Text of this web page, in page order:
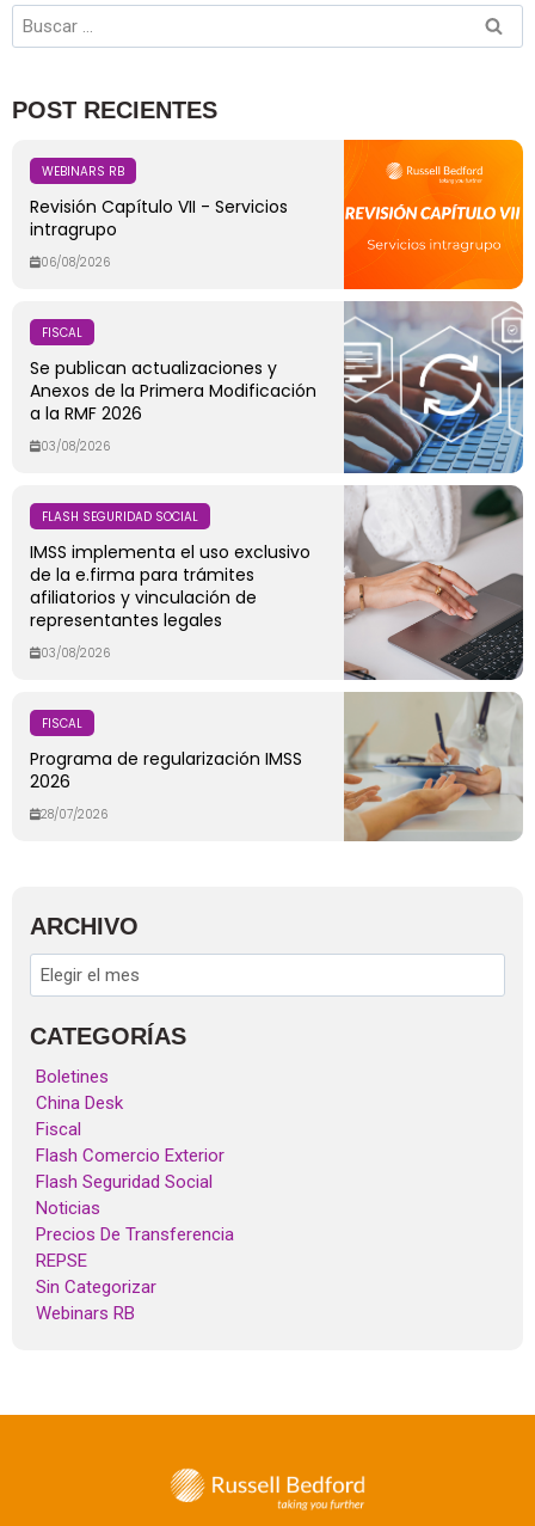
POST RECIENTES
WEBINARS RB
Revisión Capítulo VII - Servicios
intragrupo
06/08/2026
FISCAL
Se publican actualizaciones y
Anexos de la Primera Modificación
a la RMF 2026
03/08/2026
FLASH SEGURIDAD SOCIAL
IMSS implementa el uso exclusivo
de la e.firma para trámites
afiliatorios y vinculación de
representantes legales
03/08/2026
FISCAL
Programa de regularización IMSS
2026
28/07/2026
ARCHIVO
CATEGORÍAS
Boletines
China Desk
Fiscal
Flash Comercio Exterior
Flash Seguridad Social
Noticias
Precios De Transferencia
REPSE
Sin Categorizar
Webinars RB